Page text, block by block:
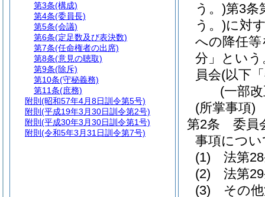
う。)第3条
う。)に対
への降任
分」という
員会(以下
(一部
(所掌事項)
第2条
委員
事項につ
(1)
法第
(2)
法第
(3)
その
第3条(構成)
第4条(委員長)
第5条(会議)
第6条(定足数及び表決数)
第7条(任命権者の出席)
第8条(意見の聴取)
第9条(除斥)
第10条(守秘義務)
第11条(庶務)
附則 (昭和57年4月8日訓令第5号)
附則 (平成19年3月30日訓令第2号)
附則 (平成30年3月30日訓令第1号)
附則 (令和5年3月31日訓令第7号)